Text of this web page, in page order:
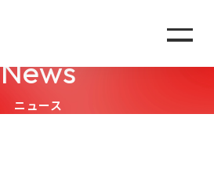
News
ニュース